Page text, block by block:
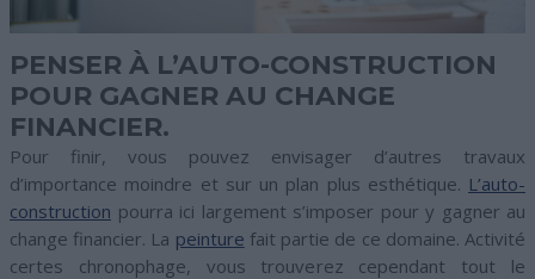
PENSER À L’AUTO-CONSTRUCTION
POUR GAGNER AU CHANGE
FINANCIER.
Pour finir, vous pouvez envisager d’autres travaux
d’importance moindre et sur un plan plus esthétique. L’auto-
construction pourra ici largement s’imposer pour y gagner au
change financier. La peinture fait partie de ce domaine. Activité
certes chronophage, vous trouverez cependant tout le